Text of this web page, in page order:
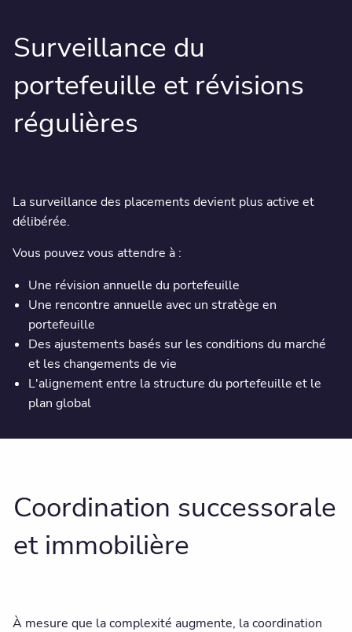
Surveillance du
portefeuille et révisions
régulières
La surveillance des placements devient plus active et
délibérée.
Vous pouvez vous attendre à :
Une révision annuelle du portefeuille
Une rencontre annuelle avec un stratège en
portefeuille
Des ajustements basés sur les conditions du marché
et les changements de vie
L'alignement entre la structure du portefeuille et le
plan global
Coordination successorale
et immobilière
À mesure que la complexité augmente, la coordination